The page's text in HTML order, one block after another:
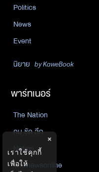
Politics
News
Event
นิยาย by KaweBook
พาร์ทเนอร์
The Nation
คม ชัด ลึก
Nation
Thainewsonline
×
เราใช้คุกกี้
เพื่อให้